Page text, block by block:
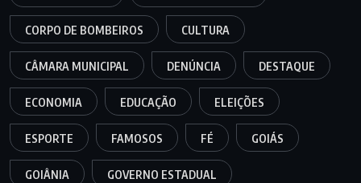
CORPO DE BOMBEIROS CULTURA
CÂMARA MUNICIPAL DENÚNCIA DESTAQUE
ECONOMIA EDUCAÇÃO ELEIÇÕES
ESPORTE FAMOSOS FÉ GOIÁS
GOIÂNIA GOVERNO ESTADUAL